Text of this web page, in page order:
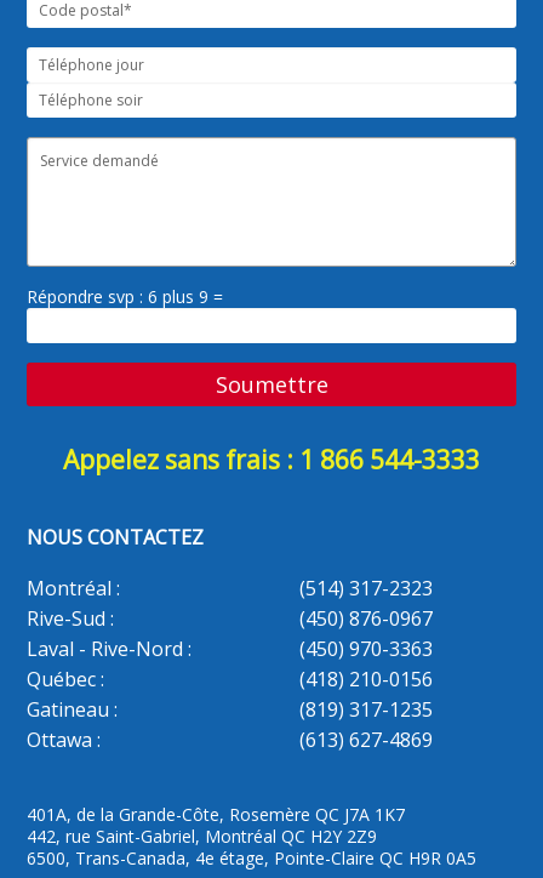
Répondre svp : 6 plus 9 =
Appelez sans frais : 1 866 544-3333
NOUS CONTACTEZ
Montréal :
(514) 317-2323
Rive-Sud :
(450) 876-0967
Laval - Rive-Nord :
(450) 970-3363
Québec :
(418) 210-0156
Gatineau :
(819) 317-1235
Ottawa :
(613) 627-4869
401A, de la Grande-Côte, Rosemère QC J7A 1K7
442, rue Saint-Gabriel, Montréal QC H2Y 2Z9
6500, Trans-Canada, 4e étage, Pointe-Claire QC H9R 0A5